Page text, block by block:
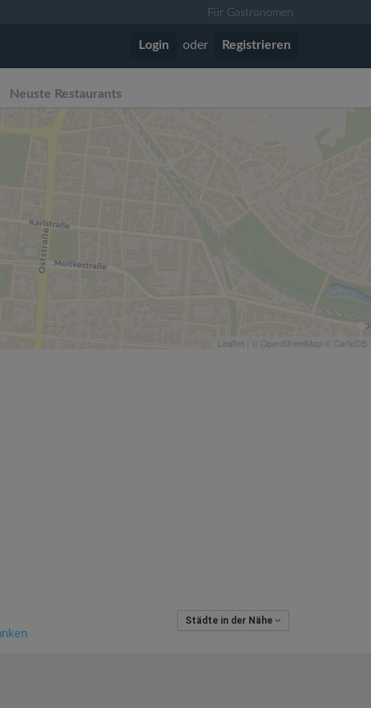
Für Gastronomen
Login oder Registrieren
Neuste Restaurants
Leaflet | © OpenStreetMap © CartoDB
Städte in der Nähe